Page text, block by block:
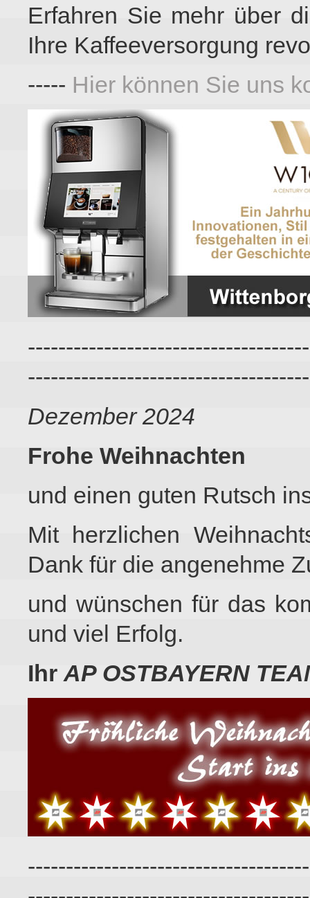
Erfahren Sie mehr über
Ihre Kaffeeversorgung
----- Hier können Sie uns
Dezember 2024
Frohe Weihnachten
und einen guten Rutsch
Mit herzlichen
Dank für die angenehme
und wünschen für das
und viel Erfolg.
Ihr AP OSTBAYERN